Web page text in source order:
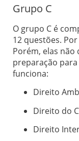
Grupo C
O grupo C é
12 questões.
Porém, elas não
preparação para
funciona:
Direito
Direito do
Direito